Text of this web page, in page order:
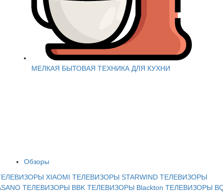
МЕЛКАЯ БЫТОВАЯ ТЕХНИКА ДЛЯ КУХНИ
Обзоры
XIAOMI ТЕЛЕВИЗОРЫ STARWIND ТЕЛЕВИЗОРЫ
ТЕЛЕВИЗОРЫ BBK ТЕЛЕВИЗОРЫ Blackton ТЕЛЕВИЗОРЫ